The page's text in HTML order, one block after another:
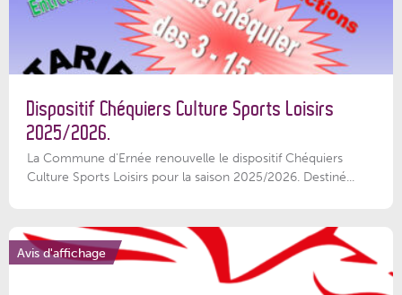
Dispositif Chéquiers Culture Sports Loisirs
2025/2026.
La Commune d'Ernée renouvelle le dispositif Chéquiers
Culture Sports Loisirs pour la saison 2025/2026. Destiné...
Avis d'affichage